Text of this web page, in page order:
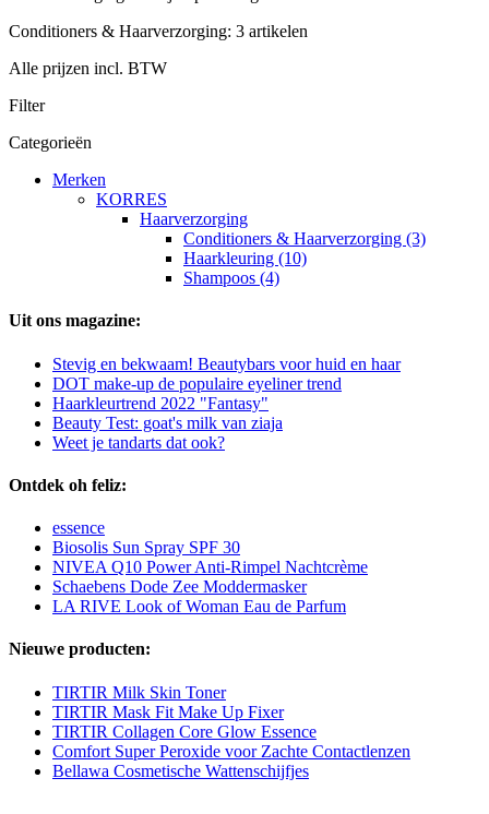
Conditioners & Haarverzorging: 3 artikelen
Alle prijzen incl. BTW
Filter
Categorieën
Merken
KORRES
Haarverzorging
Conditioners & Haarverzorging (3)
Haarkleuring (10)
Shampoos (4)
Uit ons magazine:
Stevig en bekwaam! Beautybars voor huid en haar
DOT make-up de populaire eyeliner trend
Haarkleurtrend 2022 "Fantasy"
Beauty Test: goat's milk van ziaja
Weet je tandarts dat ook?
Ontdek oh feliz:
essence
Biosolis Sun Spray SPF 30
NIVEA Q10 Power Anti-Rimpel Nachtcrème
Schaebens Dode Zee Moddermasker
LA RIVE Look of Woman Eau de Parfum
Nieuwe producten:
TIRTIR Milk Skin Toner
TIRTIR Mask Fit Make Up Fixer
TIRTIR Collagen Core Glow Essence
Comfort Super Peroxide voor Zachte Contactlenzen
Bellawa Cosmetische Wattenschijfjes